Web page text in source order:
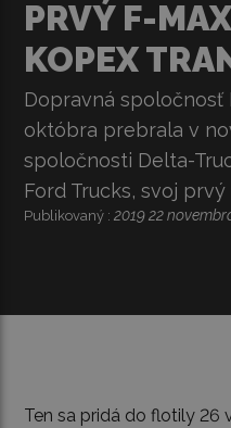
PRVÝ F-
KOPEX
Dopravná spoločnosť
októbra prebrala v
spoločnosti Delta-
Ford Trucks, svoj prvý
Publikovaný :2019 22
Ten sa pridá do flotily 26